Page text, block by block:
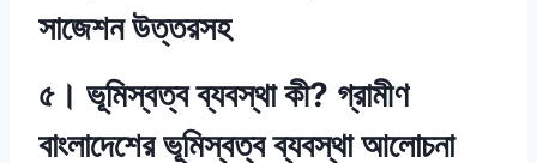
সাজেশন উত্তরসহ
৫। ভূমিস্বত্ব ব্যবস্থা কী? গ্রামীণ
বাংলাদেশের ভূমিস্বত্ব ব্যবস্থা আলোচনা